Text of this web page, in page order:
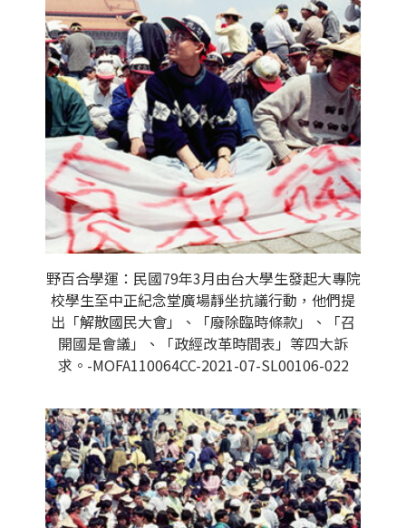
野百合學運：民國79年3月由台大學生發起大專院
校學生至中正紀念堂廣場靜坐抗議行動，他們提
出「解散國民大會」、「廢除臨時條款」、「召
開國是會議」、「政經改革時間表」等四大訴
求。-MOFA110064CC-2021-07-SL00106-022